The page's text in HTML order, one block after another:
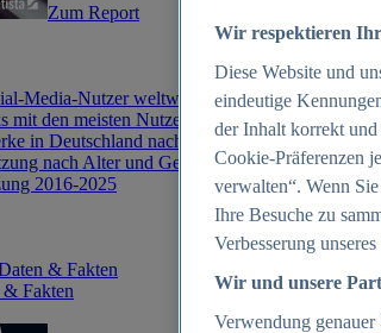
Zum Report
Media-Nutzer weltweit 2012-2025
mit den meisten Nutzern weltweit 2025
in Deutschland nach Generationen 2025
nach Alter und Geschlecht in Deutschland
2016-2025
& Fakten
Fakten
Wir respektieren
Diese Website und
eindeutige
der Inhalt korrekt
Cookie-Präferenzen
verwalten“. Wenn
Ihre Besuche zu
Verbesserung
Wir und unsere
Verwendung